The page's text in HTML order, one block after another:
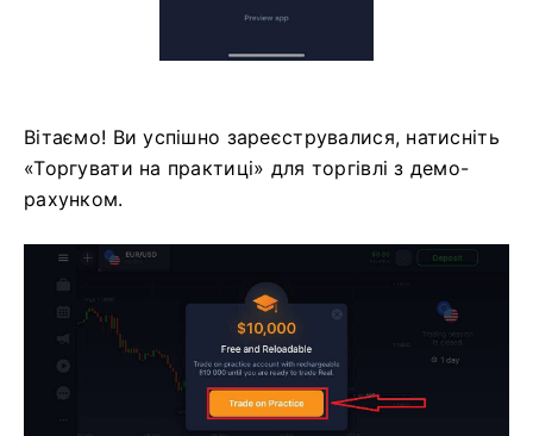
Вітаємо! Ви успішно зареєструвалися, натисніть
«Торгувати на практиці» для торгівлі з демо-
рахунком.